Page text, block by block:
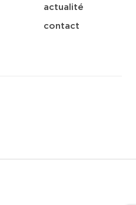
actualité
contact